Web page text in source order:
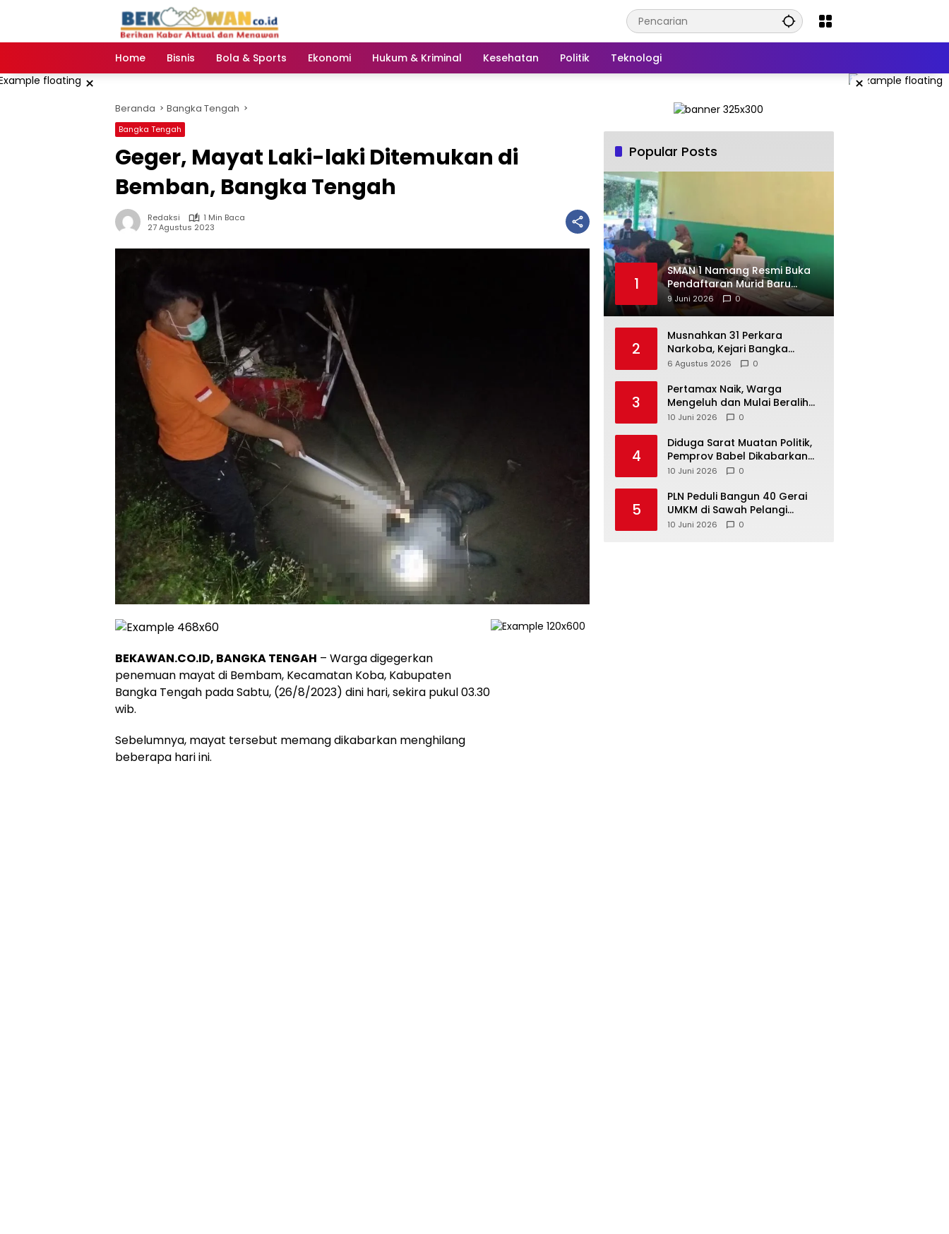
Home
Bisnis Bola & Sports Ekonomi Hukum & Kriminal Kesehatan Politik Teknologi
× ×
Beranda Bangka Tengah
Bangka Tengah
Geger, Mayat Laki-laki Ditemukan di
Bemban, Bangka Tengah
Redaksi
1 Min Baca
27 Agustus 2023
BEKAWAN.CO.ID, BANGKA TENGAH – Warga digegerkan
penemuan mayat di Bembam, Kecamatan Koba, Kabupaten
Bangka Tengah pada Sabtu, (26/8/2023) dini hari, sekira pukul 03.30
wib.
Sebelumnya, mayat tersebut memang dikabarkan menghilang
beberapa hari ini.
Popular Posts
1
SMAN 1 Namang Resmi Buka
Pendaftaran Murid Baru
2026/2027
9 Juni 2026 0
2
Musnahkan 31 Perkara
Narkoba, Kejari Bangka
Tengah Tegaskan Komitmen
Tuntas
6 Agustus 2026 0
3
‎Pertamax Naik, Warga
Mengeluh dan Mulai Beralih
ke Pertalite Meski Harus Antre
10 Juni 2026 0
4
‎Diduga Sarat Muatan Politik,
Pemprov Babel Dikabarkan
Lakukan Rotasi Besar-
10 Juni 2026 0
5
‎PLN Peduli Bangun 40 Gerai
UMKM di Sawah Pelangi
Namang, Dorong
10 Juni 2026 0